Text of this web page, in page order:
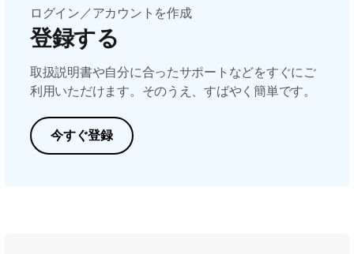
ログイン／アカウントを作成
登録する
取扱説明書や自分に合ったサポートなどをすぐにご
利用いただけます。そのうえ、すばやく簡単です。
今すぐ登録